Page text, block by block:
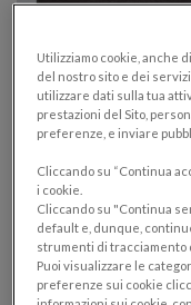
Come fare un
non sbagliare
GESTIONE CLIENTI
Utilizziamo cookie, anche
del nostro sito e dei
utilizzare dati sulla tua
prestazioni del Sito,
preferenze, e inviare
Cliccando su “Continua
i cookie.
Cliccando su "Continua
default e, dunque,
strumenti di tracciamento
Puoi visualizzare le
preferenze sui cookie